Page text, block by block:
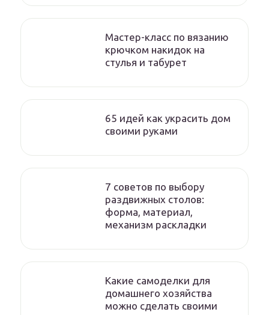
Мастер-класс по вязанию
крючком накидок на
стулья и табурет
65 идей как украсить дом
своими руками
7 советов по выбору
раздвижных столов:
форма, материал,
механизм раскладки
Какие самоделки для
домашнего хозяйства
можно сделать своими